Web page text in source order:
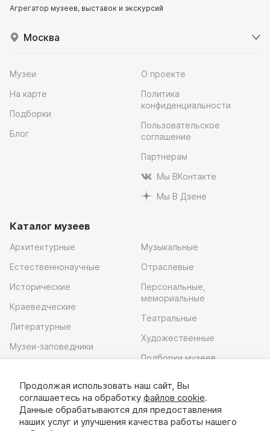
Агрегатор музеев, выставок и экскурсий
Москва
Музеи
На карте
Подборки
Блог
О проекте
Политика
конфиденциальности
Пользовательское
соглашение
Партнерам
Мы ВКонтакте
Мы В Дзене
Каталог музеев
Архитектурные
Естественнонаучные
Исторические
Краеведческие
Литературные
Музеи-заповедники
Музыкальные
Отраслевые
Персональные,
мемориальные
Театральные
Художественные
Подборки музеев
Скачать приложение
Продолжая использовать наш сайт, Вы
соглашаетесь на обработку файлов cookie.
Данные обрабатываются для предоставления
наших услуг и улучшения качества работы нашего